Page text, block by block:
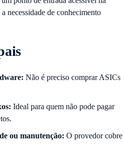
necessidade de conhecimento
Não é preciso comprar ASICs
Ideal para quem não pode pagar
ou manutenção: O provedor cobre